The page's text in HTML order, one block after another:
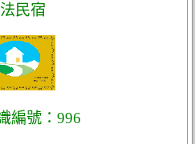
民宿
編號：996